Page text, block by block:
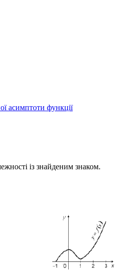
асимптоти функції
із знайденим знаком.